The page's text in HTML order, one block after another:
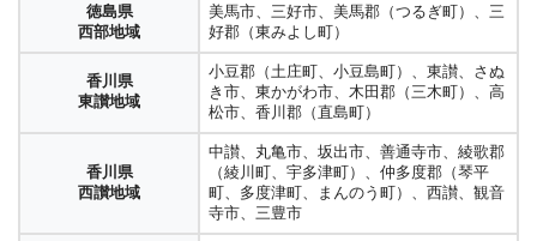
徳島県
西部地域
美馬市、三好市、美馬郡（つるぎ町）、三
好郡（東みよし町）
香川県
東讃地域
小豆郡（土庄町、小豆島町）、東讃、さぬ
き市、東かがわ市、木田郡（三木町）、高
松市、香川郡（直島町）
香川県
西讃地域
中讃、丸亀市、坂出市、善通寺市、綾歌郡
（綾川町、宇多津町）、仲多度郡（琴平
町、多度津町、まんのう町）、西讃、観音
寺市、三豊市